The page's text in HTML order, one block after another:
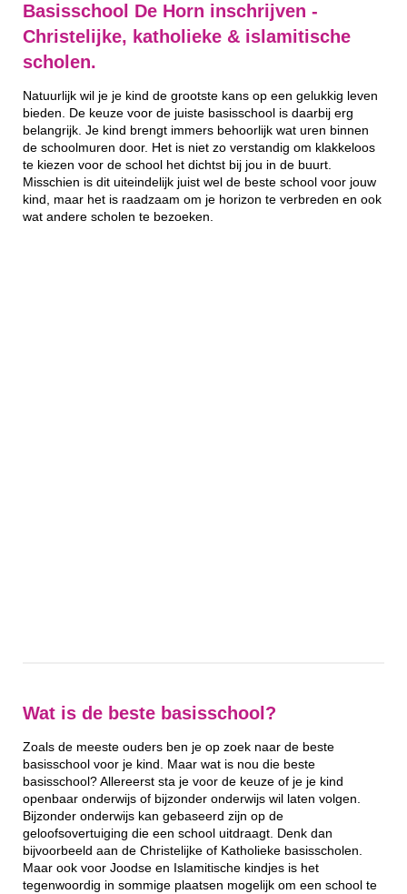
Basisschool De Horn inschrijven -
Christelijke, katholieke & islamitische
scholen.
Natuurlijk wil je je kind de grootste kans op een gelukkig leven
bieden. De keuze voor de juiste basisschool is daarbij erg
belangrijk. Je kind brengt immers behoorlijk wat uren binnen
de schoolmuren door. Het is niet zo verstandig om klakkeloos
te kiezen voor de school het dichtst bij jou in de buurt.
Misschien is dit uiteindelijk juist wel de beste school voor jouw
kind, maar het is raadzaam om je horizon te verbreden en ook
wat andere scholen te bezoeken.
Wat is de beste basisschool?
Zoals de meeste ouders ben je op zoek naar de beste
basisschool voor je kind. Maar wat is nou die beste
basisschool? Allereerst sta je voor de keuze of je je kind
openbaar onderwijs of bijzonder onderwijs wil laten volgen.
Bijzonder onderwijs kan gebaseerd zijn op de
geloofsovertuiging die een school uitdraagt. Denk dan
bijvoorbeeld aan de Christelijke of Katholieke basisscholen.
Maar ook voor Joodse en Islamitische kindjes is het
tegenwoordig in sommige plaatsen mogelijk om een school te